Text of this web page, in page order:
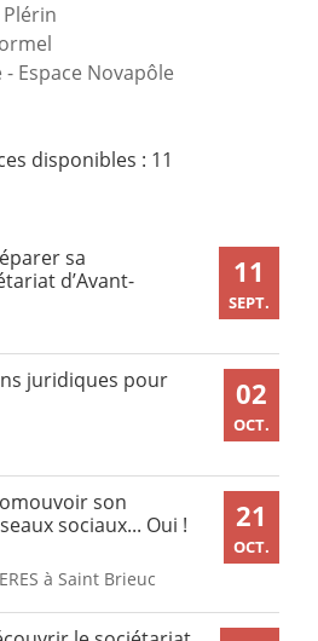
Plérin
Espace Novapôle
disponibles : 11
11
SEPT.
sa
d’Avant-
02
OCT.
juridiques pour
21
OCT.
son
sociaux... Oui !
à Saint Brieuc